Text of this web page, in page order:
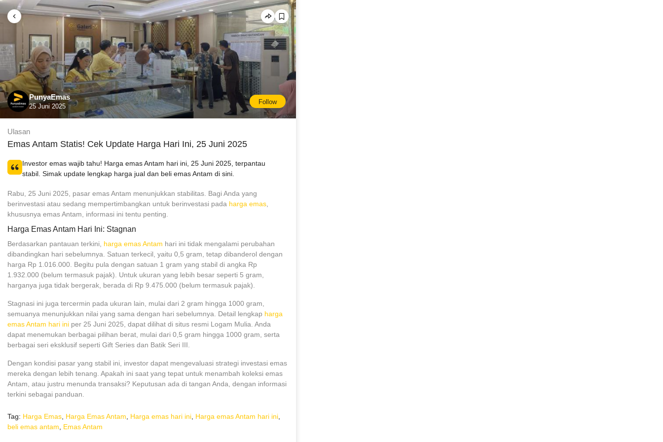
PunyaEmas
25 Juni 2025
Follow
Ulasan
Emas Antam Statis! Cek Update Harga Hari Ini, 25 Juni 2025
Investor emas wajib tahu! Harga emas Antam hari ini, 25 Juni 2025, terpantau
stabil. Simak update lengkap harga jual dan beli emas Antam di sini.
Rabu, 25 Juni 2025, pasar emas Antam menunjukkan stabilitas. Bagi Anda yang
berinvestasi atau sedang mempertimbangkan untuk berinvestasi pada harga emas
khususnya emas Antam, informasi ini tentu penting.
Harga Emas Antam Hari Ini: Stagnan
Berdasarkan pantauan terkini, harga emas Antam hari ini tidak mengalami perubahan
dibandingkan hari sebelumnya. Satuan terkecil, yaitu 0,5 gram, tetap dibanderol dengan
harga Rp 1.016.000. Begitu pula dengan satuan 1 gram yang stabil di angka Rp
1.932.000 (belum termasuk pajak). Untuk ukuran yang lebih besar seperti 5 gram,
harganya juga tidak bergerak, berada di Rp 9.475.000 (belum termasuk pajak).
Stagnasi ini juga tercermin pada ukuran lain, mulai dari 2 gram hingga 1000 gram,
semuanya menunjukkan nilai yang sama dengan hari sebelumnya. Detail lengkap harga
emas Antam hari ini per 25 Juni 2025, dapat dilihat di situs resmi Logam Mulia. Anda
dapat menemukan berbagai pilihan berat, mulai dari 0,5 gram hingga 1000 gram, serta
berbagai seri eksklusif seperti Gift Series dan Batik Seri III.
Dengan kondisi pasar yang stabil ini, investor dapat mengevaluasi strategi investasi emas
mereka dengan lebih tenang. Apakah ini saat yang tepat untuk menambah koleksi emas
Antam, atau justru menunda transaksi? Keputusan ada di tangan Anda, dengan informasi
terkini sebagai panduan.
Tag: Harga Emas Harga Emas Antam Harga emas hari ini Harga emas Antam hari ini
beli emas antam
Emas Antam